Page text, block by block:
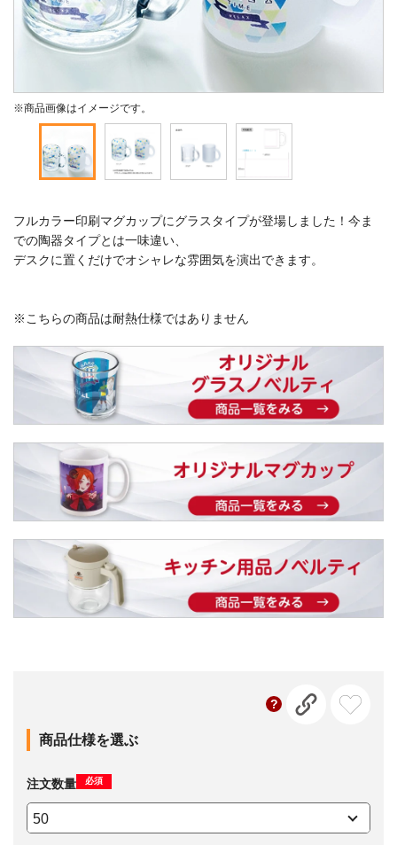
※商品画像はイメージです。
フルカラー印刷マグカップにグラスタイプが登場しました！今ま
での陶器タイプとは一味違い、
デスクに置くだけでオシャレな雰囲気を演出できます。
※こちらの商品は耐熱仕様ではありません
商品仕様を選ぶ
注文数量 必須